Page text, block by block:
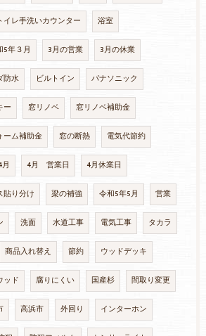
イレ手洗いカウンター 浴室
5年３月 3月の営業 3月の休業
防水 ビルトイン パナソニック
ー 窓リノベ 窓リノベ補助金
ーム補助金 窓の断熱 電気代節約
4月 営業日 4月休業日
貼り分け 梁の補強 令和5年5月 営業
洗面 水道工事 電気工事 タカラ
商品入れ替え 節約 ウッドデッキ
ッド 腐りにくい 国産杉 間取り変更
高浜市 外回り インターホン